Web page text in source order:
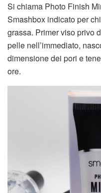
Si chiama Photo Finish
Smashbox indicato per
grassa. Primer viso privo
pelle nell’immediato,
dimensione dei pori e
ore.